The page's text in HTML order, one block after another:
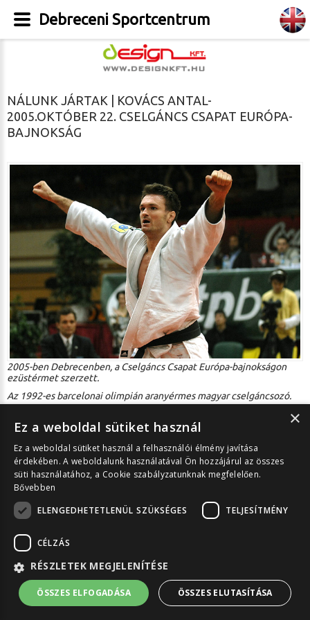
NÁLUNK JÁRTAK | KOVÁCS ANTAL-
2005.OKTÓBER 22. CSELGÁNCS CSAPAT EURÓPA-
BAJNOKSÁG
2005-ben Debrecenben, a Cselgáncs Csapat Európa-bajnokságon
ezüstérmet szerzett.
Az 1992-es barcelonai olimpián aranyérmes magyar cselgáncsozó.
Asztali nézet
Debreceni Sportcentrum Közhasznú Nonprofit Kft. © 2026 Minden jog
fenntartva! | Az oldalon szereplő információk felhasználása csak az
Közérdekű adatok
Adatkezelési tájékoztató
KEZELÉS| Hírlevél feliratkozás
Debreceni Sportcentrum
×
Ez a weboldal sütiket használ
Ez a weboldal sütiket használ a felhasználói élmény javítása
érdekében. A weboldalunk használatával Ön hozzájárul az összes
süti használatához, a Cookie szabályzatunknak megfelelően.
Bővebben
ELENGEDHETETLENÜL SZÜKSÉGES
TELJESÍTMÉNY
CÉLZÁS
RÉSZLETEK MEGJELENÍTÉSE
ÖSSZES ELFOGADÁSA ÖSSZES ELUTASÍTÁSA